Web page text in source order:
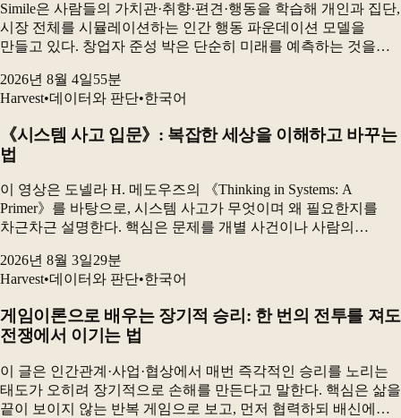
Simile은 사람들의 가치관·취향·편견·행동을 학습해 개인과 집단,
시장 전체를 시뮬레이션하는 인간 행동 파운데이션 모델을
만들고 있다. 창업자 준성 박은 단순히 미래를 예측하는 것을
보여주는 것이 시뮬레이션의 핵심이라고 설명...
2026년 8월 4일55분
Harvest•데이터와 판단•한국어
《시스템 사고 입문》: 복잡한 세상을 이해하고 바꾸는
법
이 영상은 도넬라 H. 메도우즈의 《Thinking in Systems: A
Primer》를 바탕으로, 시스템 사고가 무엇이며 왜 필요한지를
차근차근 설명한다. 핵심은 문제를 개별 사건이나 사람의
지연이 만들어 내는 전체 구조를 보는...
2026년 8월 3일29분
Harvest•데이터와 판단•한국어
게임이론으로 배우는 장기적 승리: 한 번의 전투를 져도
전쟁에서 이기는 법
이 글은 인간관계·사업·협상에서 매번 즉각적인 승리를 노리는
태도가 오히려 장기적으로 손해를 만든다고 말한다. 핵심은 삶을
끝이 보이지 않는 반복 게임으로 보고, 먼저 협력하되 배신에는